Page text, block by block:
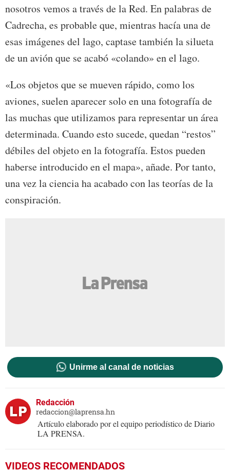
nosotros vemos a través de la Red. En palabras de
Cadrecha, es probable que, mientras hacía una de
esas imágenes del lago, captase también la silueta
de un avión que se acabó «colando» en el lago.
«Los objetos que se mueven rápido, como los
aviones, suelen aparecer solo en una fotografía de
las muchas que utilizamos para representar un área
determinada. Cuando esto sucede, quedan “restos”
débiles del objeto en la fotografía. Estos pueden
haberse introducido en el mapa», añade. Por tanto,
una vez la ciencia ha acabado con las teorías de la
conspiración.
Unirme al canal de noticias
Redacción
redaccion@laprensa.hn
Artículo elaborado por el equipo periodístico de Diario
LA PRENSA.
VIDEOS RECOMENDADOS